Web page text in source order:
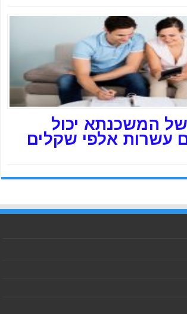
של המשכנתא יכול
עשרות אלפי שקלים